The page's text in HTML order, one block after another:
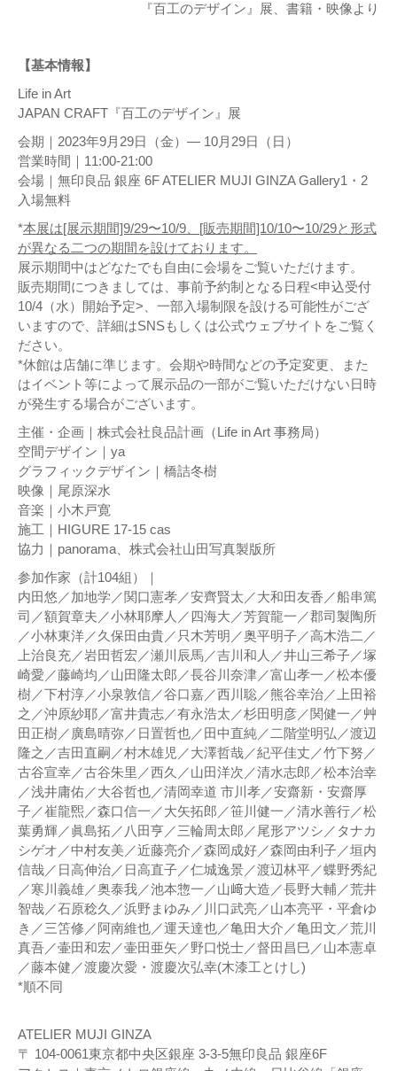
『百工のデザイン』展、書籍・映像より
【基本情報】
Life in Art
JAPAN CRAFT『百工のデザイン』展
会期｜2023年9月29日（金）― 10月29日（日）
営業時間｜11:00-21:00
会場｜無印良品 銀座 6F ATELIER MUJI GINZA Gallery1・2
入場無料
*本展は[展示期間]9/29〜10/9、[販売期間]10/10〜10/29と形式
が異なる二つの期間を設けております。
展示期間中はどなたでも自由に会場をご覧いただけます。
販売期間につきましては、事前予約制となる日程<申込受付
10/4（水）開始予定>、一部入場制限を設ける可能性がござ
いますので、詳細はSNSもしくは公式ウェブサイトをご覧く
ださい。
*休館は店舗に準じます。会期や時間などの予定変更、また
はイベント等によって展示品の一部がご覧いただけない日時
が発生する場合がございます。
主催・企画｜株式会社良品計画（Life in Art 事務局）
空間デザイン｜ya
グラフィックデザイン｜橋詰冬樹
映像｜尾原深水
音楽｜小木戸寛
施工｜HIGURE 17-15 cas
協力｜panorama、株式会社山田写真製版所
参加作家（計104組）｜
内田悠／加地学／関口憲孝／安齊賢太／大和田友香／船串篤
司／額賀章夫／小林耶摩人／四海大／芳賀龍一／郡司製陶所
／小林東洋／久保田由貴／只木芳明／奥平明子／高木浩二／
上治良充／岩田哲宏／瀬川辰馬／吉川和人／井山三希子／塚
崎愛／藤崎均／山田隆太郎／長谷川奈津／富山孝一／松本優
樹／下村淳／小泉敦信／谷口嘉／西川聡／熊谷幸治／上田裕
之／沖原紗耶／富井貴志／有永浩太／杉田明彦／関健一／艸
田正樹／廣島晴弥／日置哲也／田中直純／二階堂明弘／渡辺
隆之／吉田直嗣／村木雄児／大澤哲哉／紀平佳丈／竹下努／
古谷宣幸／古谷朱里／西久／山田洋次／清水志郎／松本治幸
／浅井庸佑／大谷哲也／清岡幸道 市川孝／安齋新・安齋厚
子／崔龍煕／森口信一／大矢拓郎／笹川健一／清水善行／松
葉勇輝／眞島拓／八田亨／三輪周太郎／尾形アツシ／タナカ
シゲオ／中村友美／近藤亮介／森岡成好／森岡由利子／垣内
信哉／日高伸治／日高直子／仁城逸景／渡辺林平／蝶野秀紀
／寒川義雄／奥泰我／池本惣一／山﨑大造／長野大輔／荒井
智哉／石原稔久／浜野まゆみ／川口武亮／山本亮平・平倉ゆ
き／三笘修／阿南維也／運天達也／亀田大介／亀田文／荒川
真吾／壷田和宏／壷田亜矢／野口悦士／督田昌巳／山本憲卓
／藤本健／渡慶次愛・渡慶次弘幸(木漆工とけし)
*順不同
ATELIER MUJI GINZA
〒 104-0061東京都中央区銀座 3-3-5無印良品 銀座6F